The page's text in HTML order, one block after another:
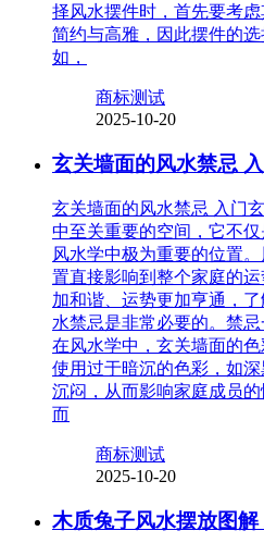
择风水摆件时，首先要考
简约与高雅，因此摆件的
如，
商标测试
2025-10-20
玄关墙面的风水禁忌
玄关墙面的风水禁忌 入门
中至关重要的空间，它不
风水学中极为重要的位置
置直接影响到整个家庭的
加和谐、运势更加亨通，
水禁忌是非常必要的。禁
在风水学中，玄关墙面的色
使用过于暗沉的色彩，如
沉闷，从而影响家庭成员
而
商标测试
2025-10-20
木质兔子风水摆放图